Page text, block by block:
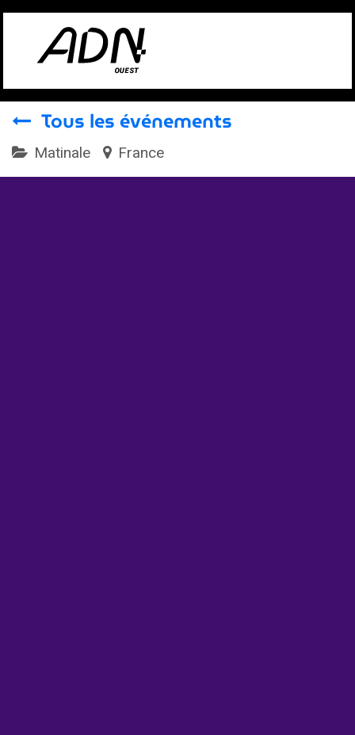
Se rendre au contenu
Tous les événements
Matinale France